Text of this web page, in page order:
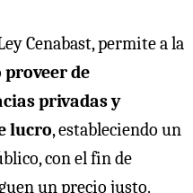
Cenabast, permite a la
de
privadas y
lucro, estableciendo un
con el fin de
un precio justo.